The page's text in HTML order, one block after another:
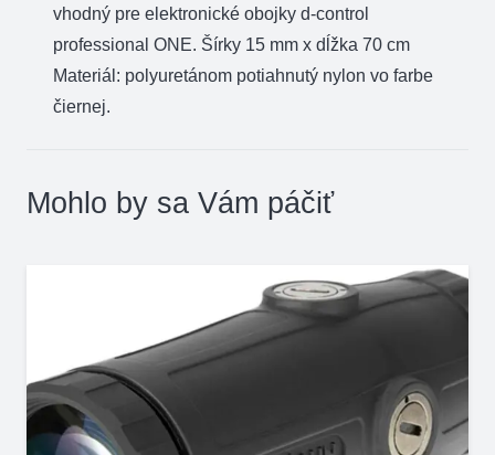
vhodný pre elektronické obojky d-control
professional ONE. Šírky 15 mm x dĺžka 70 cm
Materiál: polyuretánom potiahnutý nylon vo farbe
čiernej.
Mohlo by sa Vám páčiť